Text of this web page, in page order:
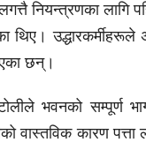
नियन्त्रणका लागि
थिए।
छन्।
टोलीले भवनको सम्पूर्ण
वास्तविक कारण